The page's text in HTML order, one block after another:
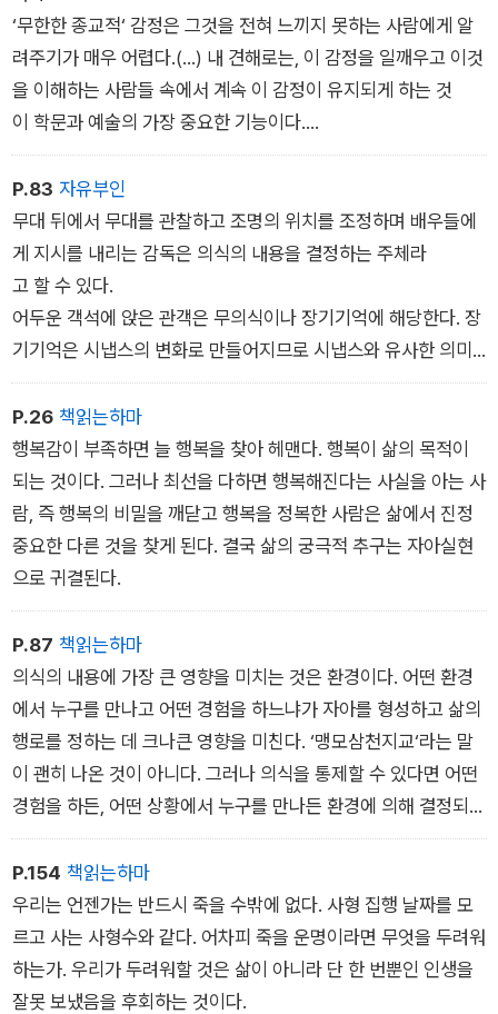
‘무한한 종교적‘ 감정은 그것을 전혀 느끼지 못하는 사람에게 알
려주기가 매우 어렵다.(...) 내 견해로는, 이 감정을 일깨우고 이것
을 이해하는 사람들 속에서 계속 이 감정이 유지되게 하는 것
이 학문과 예술의 가장 중요한 기능이다.
몰입의 장점은 지극히 창조적인 생산 활동을 하면서 종교적인 신
성함과 지고의 선까지 경험하는 최상의 삶으로 이끈다는 것이다.
결국 몰입이란 종교와는 무관한 종교 체험인 동시에 최고의 행복
감을 느끼는 방법이라 할 수 있다.
인간이 도달할 수 있는 최고의 집중 상태에 이르기 위해 스님들
은 왜 답이 없는 화두에 도전할까. 며칠 만에 문제가 풀려버리
면 몰입도가 떨어져 삼매에 도달할 수 없기 때문이다. 그러므
로 불가능해 보이는 문제라도 도전을 주저할 이유가 없다. 문제
가 풀리든 안풀리든 몰입 자체가 우리에게 깊은 만족감과 감동
을 준다. 어떤 경우에도 몰입으로 잃을 것은 없다. 오히려 자신
을 한 차원 성장시킬 경험을 하게 된다. 그래서 거의 불가능해 보
이는 일에 도전하는 삶도 의미 있고 축복받은 삶이 될 수 있는 것
이다.
이제 처음 질문으로 돌아가 보자. 익숙했던 생각의 습관을 힘들
여 바꾸려는 사람들, 쉬운 길을 선택하려는 인간의 자연스러운 본
성을 떨쳐버리고 굳이 힘든 오르막길을 가려는 사람들, 타고난 잠
재력을 십분 발휘해 놀라운 성취를 이루는 사람들, 마침내 인생의
정상에 우뚝 서는 사람들, 그들에게는 어떤 비밀이 있는가. 그들
은도전하는 사람들이다. 크고 작은 성공 경험을 차곡차곡 쌓아 마
침내 아무도 도전할 엄두를 내지 못하는 일에 서슴없이 도전하는
사람들이다. 결과와는 상관없이 최선을 다하고, 그 과정에서 기쁨
음을 아는 사람들이다. 바로 슬로싱커들이다.
P.83 자유부인
무대 뒤에서 무대를 관찰하고 조명의 위치를 조정하며 배우들에
게 지시를 내리는 감독은 의식의 내용을 결정하는 주체라
고 할 수 있다.
어두운 객석에 앉은 관객은 무의식이나 장기기억에 해당한다. 장
기기억은 시냅스의 변화로 만들어지므로 시냅스와 유사한 의미
라고 생각할 수 있다. 무대라는 작업기억의 용량은 한정적이지
만, 장기기억은 어릴 때부터 경험한 모든 기억으로 그 용량이 엄
청나다.
무의식은 어두운 곳에 있어서 서로를 볼 수 없고 소통하기도 어렵
다. 그러나 조명이 비추고 있는 무대 위는 관객의 눈에 아주 잘 보
인다. 즉, 무대 위에서 스포트라이트를 받는 의식의 내용은 무의
식에 생중계live broadcasting 되고, 무의식은 이 의식의 무대
를 관찰한다.
의식의 무대에서 펼쳐지는 공연은 의식의 입력이다. 그리고 이를
지켜보던 관객, 즉 무의식이 무대 위로 불려 나가는 것은 장기기
억의 인출 또는 의식의 출력이다. 의식의 무대는 이러한 의식
의 입력과 출력이 활발하게 상호작용을 하는 장이다.
의식의 무대를 어떤 내용이 차지할지는 ‘자극의 경쟁‘에 따라 결
정된다. 즉 더 자극적인 내용이 의식의 무대를 차지한다. 책을 읽
는데 초인종이 울리면 우리의 주의력은 즉시 책 내용에서 초인
종 소리로 옮겨간다. 책 내용보다 초인종 소리의 자극이 더 세
기 때문이다. 이때 감독이 다시 책 내용에 조명을 비춤으로써 원
치 않는 의식의 내용, 즉 초인종 소리를 무대 밖으로 내몬다. 이것
을 ‘의식의 통제 능력‘이라고 하고, 이렇게 의식의 무대를 통제하
는 능력이 바로 집중력 또는 몰입 능력이다.
P.26 책읽는하마
행복감이 부족하면 늘 행복을 찾아 헤맨다. 행복이 삶의 목적이
되는 것이다. 그러나 최선을 다하면 행복해진다는 사실을 아는 사
람, 즉 행복의 비밀을 깨닫고 행복을 정복한 사람은 삶에서 진정
중요한 다른 것을 찾게 된다. 결국 삶의 궁극적 추구는 자아실현
으로 귀결된다.
P.87 책읽는하마
의식의 내용에 가장 큰 영향을 미치는 것은 환경이다. 어떤 환경
에서 누구를 만나고 어떤 경험을 하느냐가 자아를 형성하고 삶의
행로를 정하는 데 크나큰 영향을 미친다. ‘맹모삼천지교‘라는 말
이 괜히 나온 것이 아니다. 그러나 의식을 통제할 수 있다면 어떤
경험을 하든, 어떤 상황에서 누구를 만나든 환경에 의해 결정되는
숙명론적인 삶을 사는 대신 내가 원하는 방향으로 삶을 이끌어갈
수 있다. 어떤 환경에서도 내 인생의 행로를 스스로 개척하고 팔
자를 바꾸어 살 수 있는 것이다.
P.154 책읽는하마
우리는 언젠가는 반드시 죽을 수밖에 없다. 사형 집행 날짜를 모
르고 사는 사형수와 같다. 어차피 죽을 운명이라면 무엇을 두려워
하는가. 우리가 두려워할 것은 삶이 아니라 단 한 번뿐인 인생을
잘못 보냈음을 후회하는 것이다.